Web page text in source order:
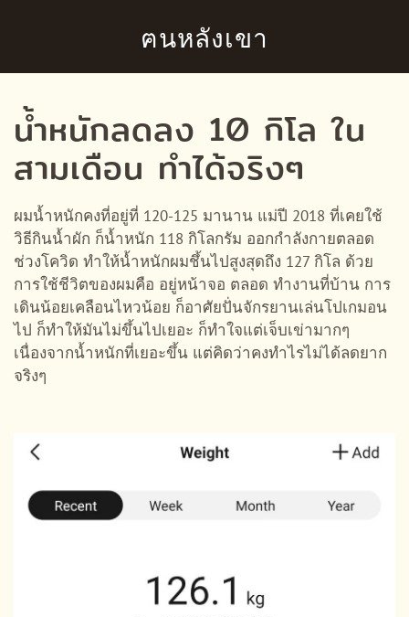
Skip to main contentฅนหลังเขา
น้ำหนักลดลง 10 กิโล ใน
สามเดือน ทำได้จริงๆ
ผมน้ำหนักคงที่อยู่ที่ 120-125 มานาน แม่ปี 2018 ที่เคยใช้
วิธีกินน้ำผัก ก็น้ำหนัก 118 กิโลกรัม ออกกำลังกายตลอด
ช่วงโควิด ทำให้น้ำหนักผมชึ้นไปสูงสุดถึง 127 กิโล ด้วย
การใช้ชีวิตของผมคือ อยู่หน้าจอ ตลอด ทำงานที่บ้าน การ
เดินน้อยเคลือนไหวน้อย ก็อาศัยปั่นจักรยานเล่นโปเกมอน
ไป ก็ทำให้มันไม่ขึ้นไปเยอะ ก็ทำใจแต่เจ็บเข่ามากๆ
เนื่องจากน้ำหนักที่เยอะขึ้น แต่คิดว่าคงทำไรไม่ได้ลดยาก
จริงๆ